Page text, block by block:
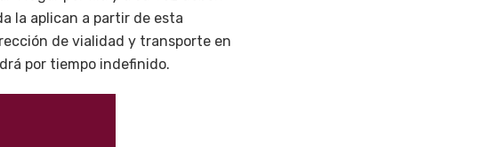
la aplican a partir de esta
de vialidad y transporte en
por tiempo indefinido.